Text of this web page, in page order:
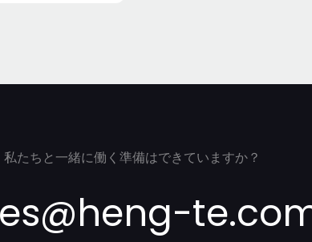
私たちと一緒に働く準備はできていますか？